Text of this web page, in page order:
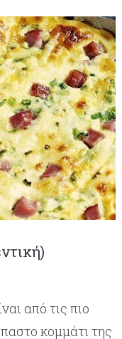
από τις πιο
κομμάτι της